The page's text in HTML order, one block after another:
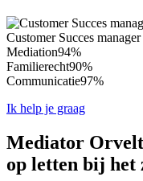
Customer Succes
Mediation94%
Familierecht90%
Communicatie97%
Ik help je graag
Mediator
op letten bij het